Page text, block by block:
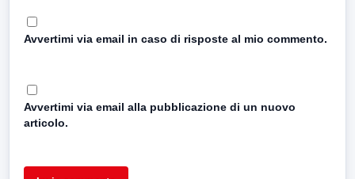
Avvertimi via email in caso di risposte al mio commento.
Avvertimi via email alla pubblicazione di un nuovo
articolo.